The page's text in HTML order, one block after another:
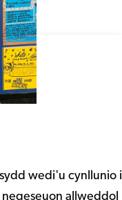
wedi'u cynllunio i
allweddol